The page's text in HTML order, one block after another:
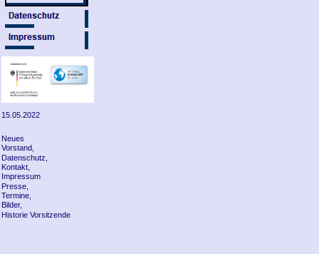
15.05.2022
Neues
Vorstand,
Datenschutz,
Kontakt,
Impressum
Presse,
Termine,
Bilder,
Historie Vorsitzende